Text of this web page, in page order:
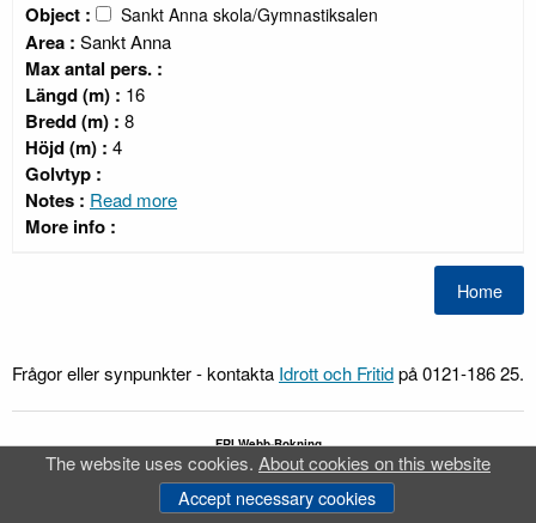
Object : Sankt Anna skola/Gymnastiksalen
Area : Sankt Anna
Max antal pers. :
Längd (m) : 16
Bredd (m) : 8
Höjd (m) : 4
Golvtyp :
Notes : Read more
More info :
Frågor eller synpunkter - kontakta Idrott och Fritidpå 0121-186 25.
FRI Webb-Bokning
FRI
is a registrered trademark of Idavall Data AB .
Accessibility report
v 5.2.34
The website uses cookies. About cookies on this website
Accept necessary cookies